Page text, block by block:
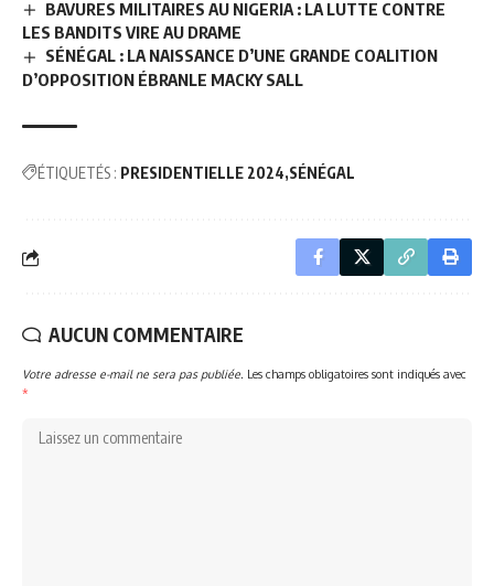
BAVURES MILITAIRES AU NIGERIA : LA LUTTE CONTRE
LES BANDITS VIRE AU DRAME
SÉNÉGAL : LA NAISSANCE D’UNE GRANDE COALITION
D’OPPOSITION ÉBRANLE MACKY SALL
ÉTIQUETÉS : PRESIDENTIELLE 2024 SÉNÉGAL
AUCUN COMMENTAIRE
Votre adresse e-mail ne sera pas publiée. Les champs obligatoires sont indiqués avec
*